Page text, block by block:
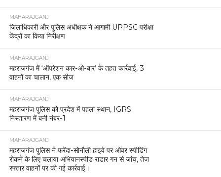
MAHARAJGANJ
जिलाधिकारी और पुलिस अधीक्षक ने आगामी UPPSC परीक्षा
केंद्रों का किया निरीक्षण
MAHARAJGANJ
महराजगंज में ‘ऑपरेशन कार-ओ-बार’ के तहत कार्रवाई, 3
वाहनों का चालान, एक सीज
MAHARAJGANJ
महराजगंज पुलिस को प्रदेश में पहला स्थान, IGRS
निस्तारण में बनी नंबर-1
MAHARAJGANJ
महराजगंज पुलिस ने फरेंदा-सोनौली हाइवे पर ओवर स्पीडिंग
रोकने के लिए चलाया अभियानस्पीड राडार गन से जांच, तेज
रफ्तार वाहनों पर की गई कार्रवाई।